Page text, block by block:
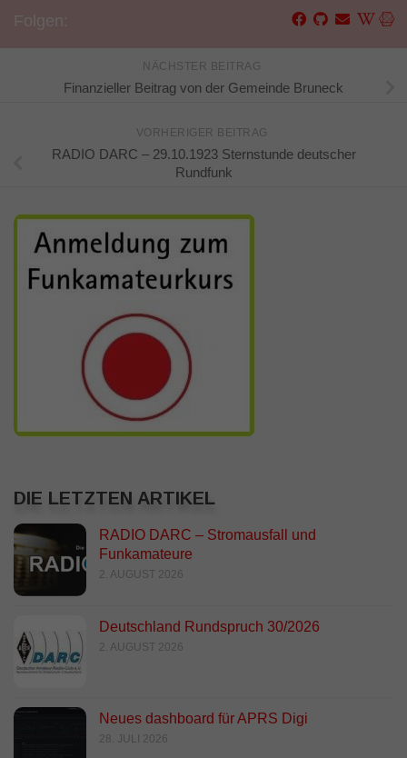
NÄCHSTER BEITRAG
Finanzieller Beitrag von der Gemeinde Bruneck
VORHERIGER BEITRAG
RADIO DARC – 29.10.1923 Sternstunde deutscher
Rundfunk
DIE LETZTEN ARTIKEL
RADIO DARC – Stromausfall und
Funkamateure
2. AUGUST 2026
Deutschland Rundspruch 30/2026
2. AUGUST 2026
Neues dashboard für APRS Digi
28. JULI 2026